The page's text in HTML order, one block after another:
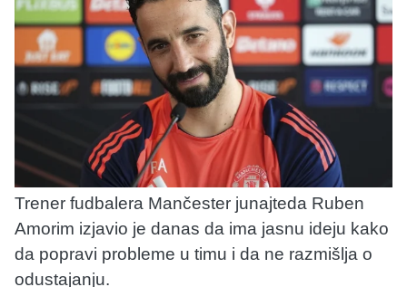
Trener fudbalera Mančester junajteda Ruben
Amorim izjavio je danas da ima jasnu ideju kako
da popravi probleme u timu i da ne razmišlja o
odustajanju.